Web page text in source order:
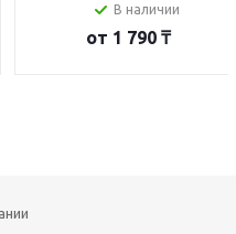
В наличии
от 1 790 ₸